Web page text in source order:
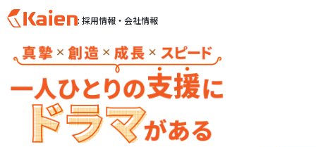
: 採用情報・会社情報